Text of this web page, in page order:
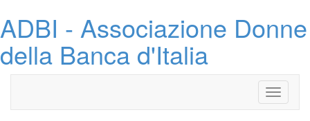
ADBI - Associazione Donne
della Banca d'Italia
Toggle